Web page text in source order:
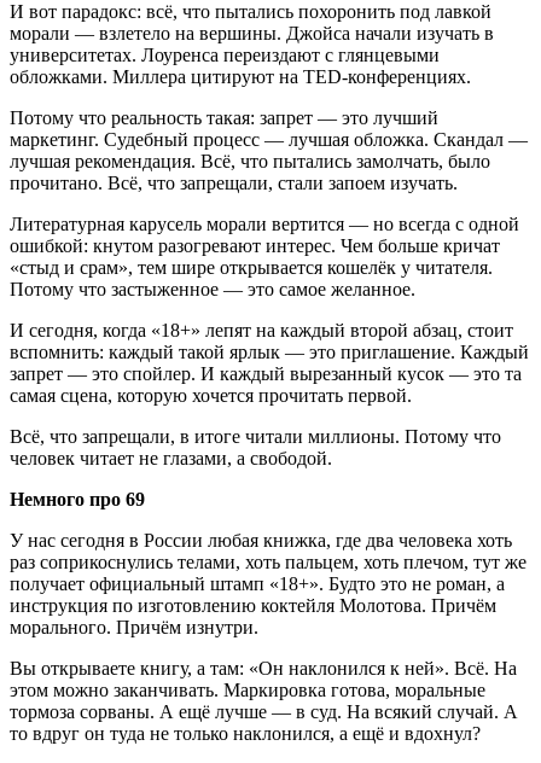
И вот парадокс: всё, что пытались похоронить под лавкой
морали — взлетело на вершины. Джойса начали изучать в
университетах. Лоуренса переиздают с глянцевыми
обложками. Миллера цитируют на TED-конференциях.
Потому что реальность такая: запрет — это лучший
маркетинг. Судебный процесс — лучшая обложка. Скандал —
лучшая рекомендация. Всё, что пытались замолчать, было
прочитано. Всё, что запрещали, стали запоем изучать.
Литературная карусель морали вертится — но всегда с одной
ошибкой: кнутом разогревают интерес. Чем больше кричат
«стыд и срам», тем шире открывается кошелёк у читателя.
Потому что застыженное — это самое желанное.
И сегодня, когда «18+» лепят на каждый второй абзац, стоит
вспомнить: каждый такой ярлык — это приглашение. Каждый
запрет — это спойлер. И каждый вырезанный кусок — это та
самая сцена, которую хочется прочитать первой.
Всё, что запрещали, в итоге читали миллионы. Потому что
человек читает не глазами, а свободой.
Немного про 69
У нас сегодня в России любая книжка, где два человека хоть
раз соприкоснулись телами, хоть пальцем, хоть плечом, тут же
получает официальный штамп «18+». Будто это не роман, а
инструкция по изготовлению коктейля Молотова. Причём
морального. Причём изнутри.
Вы открываете книгу, а там: «Он наклонился к ней». Всё. На
этом можно заканчивать. Маркировка готова, моральные
тормоза сорваны. А ещё лучше — в суд. На всякий случай. А
то вдруг он туда не только наклонился, а ещё и вдохнул?